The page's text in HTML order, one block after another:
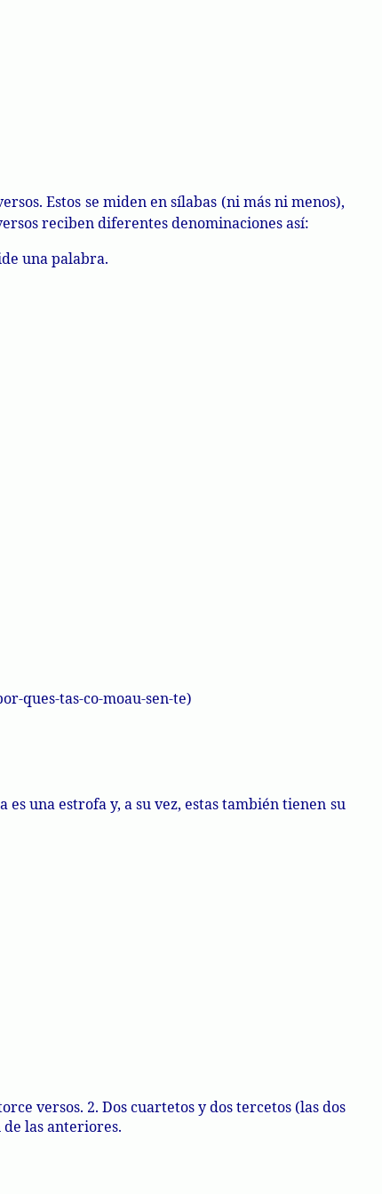
Estos se miden en sílabas (ni más ni menos),
reciben diferentes denominaciones así:
una palabra.
ques-tas-co-moau-sen-te)
una estrofa y, a su vez, estas también tienen su
versos. 2. Dos cuartetos y dos tercetos (las dos
las anteriores.